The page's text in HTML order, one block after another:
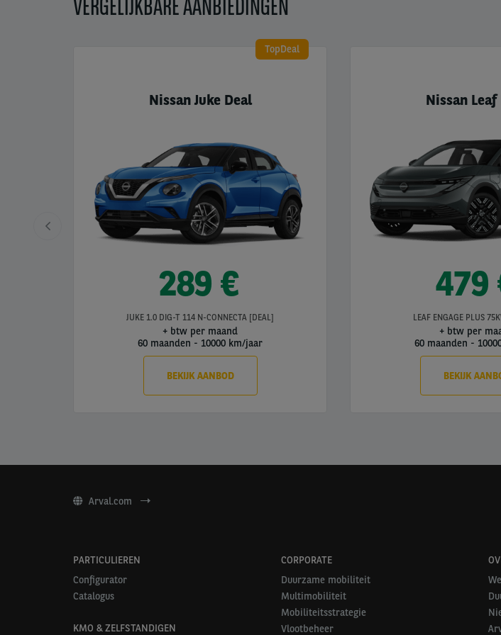
VERGELIJKBARE AANBIEDINGEN
TopDeal
Nissan Juke Deal
289 €
JUKE 1.0 DIG-T 114 N-CONNECTA [DEAL]
+ btw per maand
60 maanden - 10000 km/jaar
BEKIJK AANBOD
Nissan Leaf
479
LEAF ENGAGE PLUS
+ btw per
60 maanden -
BEKIJK
Arval.com
PARTICULIEREN
Configurator
Catalogus
KMO & ZELFSTANDIGEN
CORPORATE
Duurzame mobiliteit
Multimobiliteit
Mobiliteitsstrategie
Vlootbeheer